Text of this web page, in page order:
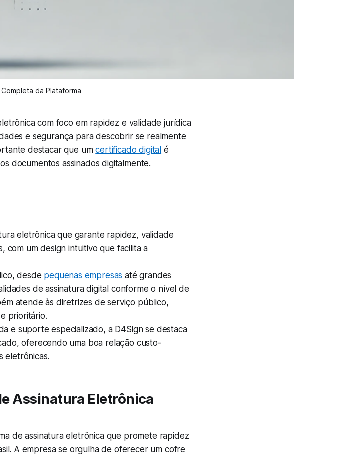
da Plataforma
com foco em rapidez e validade jurídica
e segurança para descobrir se realmente
destacar que umcertificado digital é
documentos assinados digitalmente.
eletrônica que garante rapidez, validade
com um design intuitivo que facilita a
desde pequenas empresas até grandes
de assinatura digital conforme o nível de
atende às diretrizes de serviço público,
prioritário.
e suporte especializado, a D4Sign se destaca
oferecendo uma boa relação custo-
eletrônicas.
Assinatura Eletrônica
de assinatura eletrônica que promete rapidez
A empresa se orgulha de oferecer um cofre